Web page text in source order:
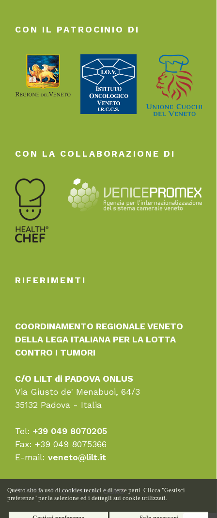
CON IL PATROCINIO DI
CON LA COLLABORAZIONE DI
RIFERIMENTI
COORDINAMENTO REGIONALE VENETO
DELLA LEGA ITALIANA PER LA LOTTA
CONTRO I TUMORI
C/O LILT di PADOVA ONLUS
Via Giusto de' Menabuoi, 64/3
35132 Padova - Italia
Tel:+39 049 8070205
Fax: +39 049 8075366
E-mail:veneto@lilt.it
© 2023 - Progettato da
Questo sito fa uso di cookies tecnici e di terze parti. Clicca "Gestisci
preferenze" per la selezione ed i dettagli sui cookie utilizzati.